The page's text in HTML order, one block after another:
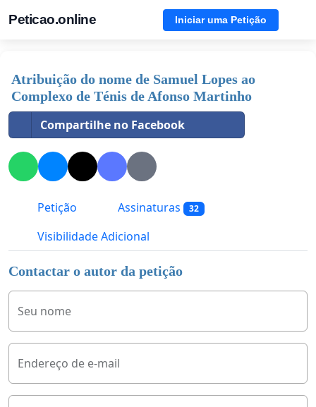
Peticao.online Iniciar uma Petição
Atribuição do nome de Samuel Lopes ao
Complexo de Ténis de Afonso Martinho
Compartilhe no Facebook
Petição Assinaturas 32
Visibilidade Adicional
Contactar o autor da petição
Seu nome
Endereço de e-mail